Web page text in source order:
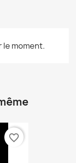
le moment.
favorite_border